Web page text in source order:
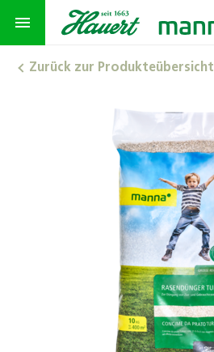
menu
Zurück zur Produkteübersicht